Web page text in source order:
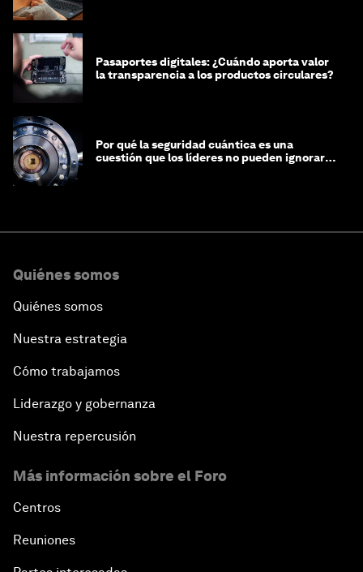
Pasaportes digitales: ¿Cuándo aporta valor
la transparencia a los productos circulares?
Por qué la seguridad cuántica es una
cuestión que los líderes no pueden ignorar
Quiénes somos
Quiénes somos
Nuestra estrategia
Cómo trabajamos
Liderazgo y gobernanza
Nuestra repercusión
Más información sobre el Foro
Centros
Reuniones